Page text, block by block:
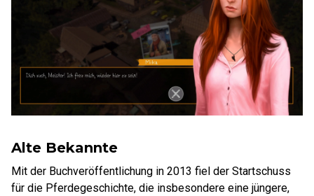
Alte Bekannte
Mit der Buchveröffentlichung in 2013 fiel der Startschuss
für die Pferdegeschichte, die insbesondere eine jüngere,